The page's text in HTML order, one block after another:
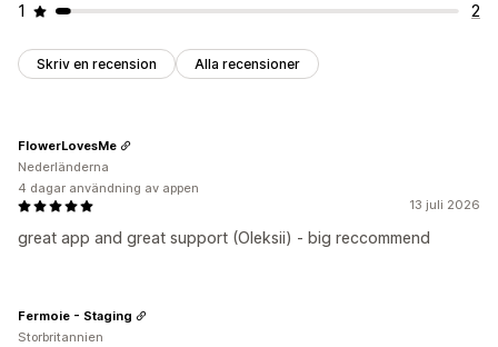
1
2
Skriv en recension Alla recensioner
13 juli 2026
great app and great support (Oleksii) - big reccommend
FlowerLovesMe
Nederländerna
4 dagar användning av appen
Fermoie - Staging
Storbritannien